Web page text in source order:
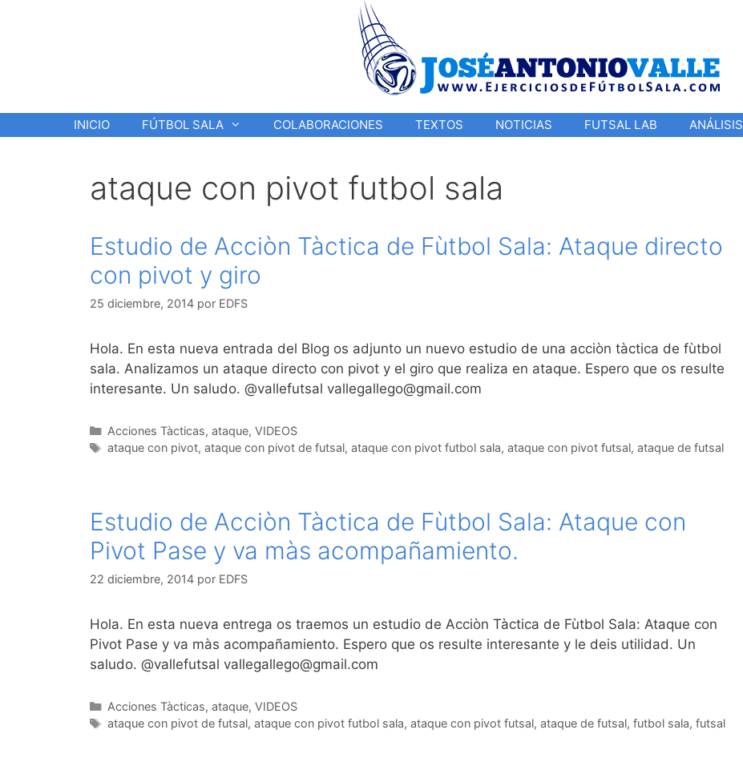
INICIO FÚTBOL SALA COLABORACIONES TEXTOS NOTICIAS FUTSAL LAB ANÁLISIS
ataque con pivot futbol sala
Estudio de Acciòn Tàctica de Fùtbol Sala: Ataque directo
con pivot y giro
25 diciembre, 2014 por EDFS
Hola. En esta nueva entrada del Blog os adjunto un nuevo estudio de una acciòn tàctica de fùtbol
sala. Analizamos un ataque directo con pivot y el giro que realiza en ataque. Espero que os resulte
interesante. Un saludo. @vallefutsal vallegallego@gmail.com
Categorías
Acciones Tàcticas, ataque, VIDEOS
Etiquetas
ataque con pivot, ataque con pivot de futsal, ataque con pivot futbol sala, ataque con pivot futsal, ataque de futsal
Estudio de Acciòn Tàctica de Fùtbol Sala: Ataque con
Pivot Pase y va màs acompañamiento.
22 diciembre, 2014 por EDFS
Hola. En esta nueva entrega os traemos un estudio de Acciòn Tàctica de Fùtbol Sala: Ataque con
Pivot Pase y va màs acompañamiento. Espero que os resulte interesante y le deis utilidad. Un
saludo. @vallefutsal vallegallego@gmail.com
Categorías
Acciones Tàcticas, ataque, VIDEOS
Etiquetas
ataque con pivot de futsal, ataque con pivot futbol sala, ataque con pivot futsal, ataque de futsal, futbol sala, futsal